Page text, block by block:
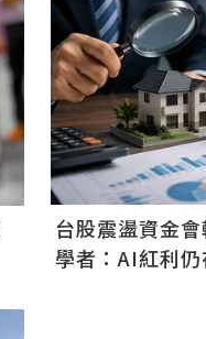
台股震盪資金
學者：AI紅利